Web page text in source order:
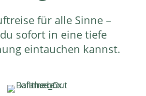
für alle Sinne –
sofort in eine tiefe
eintauchen kannst.